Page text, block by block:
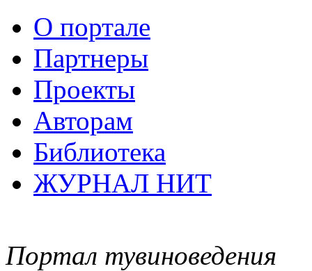
О портале
Партнеры
Проекты
Авторам
Библиотека
ЖУРНАЛ НИТ
Портал тувиноведения